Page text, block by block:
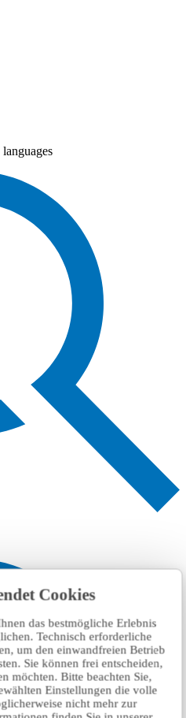
Cookies
das bestmögliche Erlebnis
Technisch erforderliche
um den einwandfreien Betrieb
Sie können frei entscheiden,
möchten. Bitte beachten Sie,
Einstellungen die volle
nicht mehr zur